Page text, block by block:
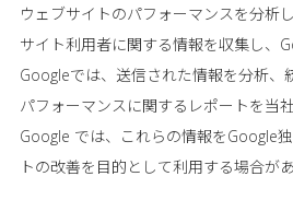
ウェブサイトのパフォーマンスを分析
サイト利用者に関する情報を収集し、
Googleでは、送信された情報を分析、
パフォーマンスに関するレポートを当
Google では、これらの情報をGoogle
トの改善を目的として利用する場合があ